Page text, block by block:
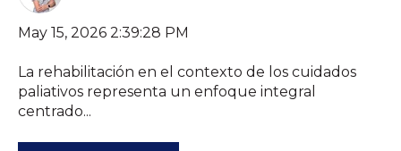
May 15, 2026 2:39:28 PM
La rehabilitación en el contexto de los cuidados
paliativos representa un enfoque integral
centrado...